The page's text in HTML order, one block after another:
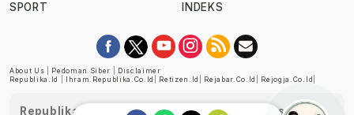
SPORT
INDEKS
About Us Pedoman Siber
Disclaimer
Republika.id
Ihram.republika.co.id Retizen.id Rejabar.co.id Rejogja.co.id
Republika telah diverifikasi oleh Dewan Pers